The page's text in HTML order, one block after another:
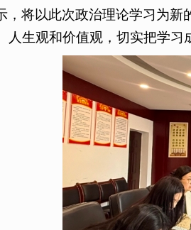
，将以此次政治理论学习为新
人生观和价值观，切实把学